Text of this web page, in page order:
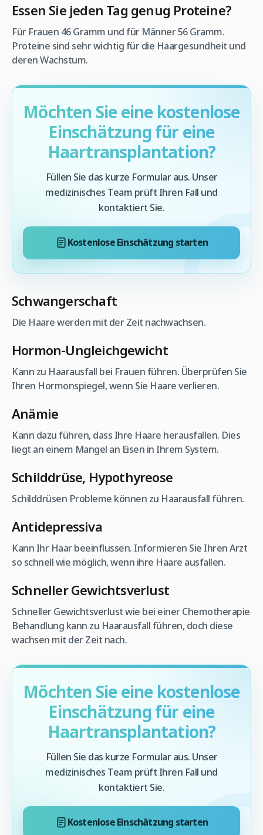
Essen Sie jeden Tag genug Proteine?
Für Frauen 46 Gramm und für Männer 56 Gramm.
Proteine sind sehr wichtig für die Haargesundheit und
deren Wachstum.
Möchten Sie eine kostenlose
Einschätzung für eine
Haartransplantation?
Füllen Sie das kurze Formular aus. Unser
medizinisches Team prüft Ihren Fall und
kontaktiert Sie.
Kostenlose Einschätzung starten
Schwangerschaft
Die Haare werden mit der Zeit nachwachsen.
Hormon-Ungleichgewicht
Kann zu Haarausfall bei Frauen führen. Überprüfen Sie
Ihren Hormonspiegel, wenn Sie Haare verlieren.
Anämie
Kann dazu führen, dass Ihre Haare herausfallen. Dies
liegt an einem Mangel an Eisen in Ihrem System.
Schilddrüse, Hypothyreose
Schilddrüsen Probleme können zu Haarausfall führen.
Antidepressiva
Kann Ihr Haar beeinflussen. Informieren Sie Ihren Arzt
so schnell wie möglich, wenn ihre Haare ausfallen.
Schneller Gewichtsverlust
Schneller Gewichtsverlust wie bei einer Chemotherapie
Behandlung kann zu Haarausfall führen, doch diese
wachsen mit der Zeit nach.
Möchten Sie eine kostenlose
Einschätzung für eine
Haartransplantation?
Füllen Sie das kurze Formular aus. Unser
medizinisches Team prüft Ihren Fall und
kontaktiert Sie.
Kostenlose Einschätzung starten